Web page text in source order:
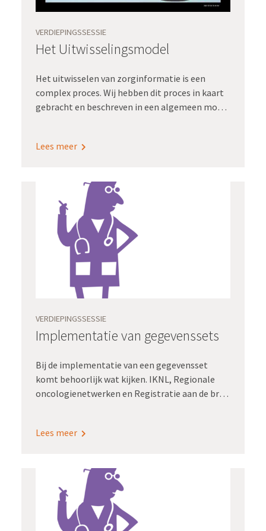
VERDIEPINGSSESSIE
Het Uitwisselingsmodel
Het uitwisselen van zorginformatie is een
complex proces. Wij hebben dit proces in kaart
gebracht en beschreven in een algemeen model
in kaart te brengen wat er komt kijken bij het
compacte sessie uit hoe het model werkt en
hoe je dit het beste in je eigen omgeving kunt
toepassen.
Lees meer
VERDIEPINGSSESSIE
Implementatie van gegevenssets
Bij de implementatie van een gegevensset
komt behoorlijk wat kijken. IKNL, Regionale
oncologienetwerken en Registratie aan de bron
te maken.
Lees meer